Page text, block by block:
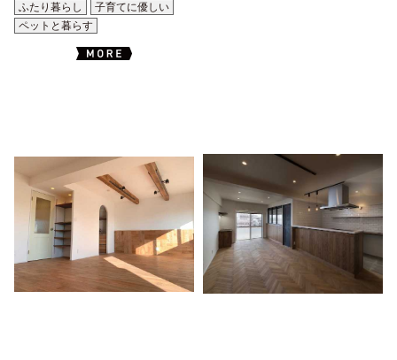
ふたり暮らし
子育てに優しい
ペットと暮らす